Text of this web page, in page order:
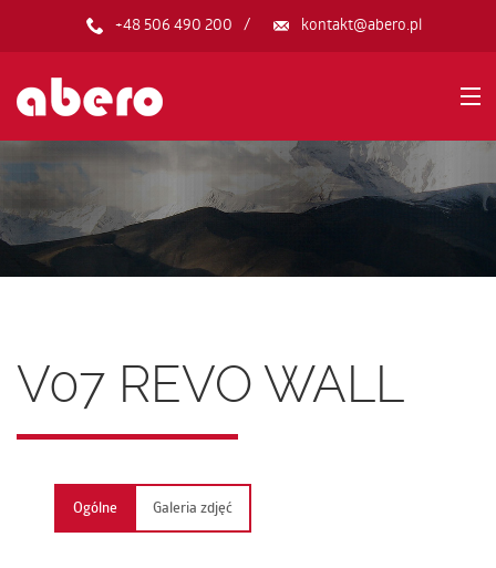
+48 506 490 200 kontakt@abero.pl
HOME
PRODUKTY
GALERIA
KONTAKT
V07 REVO WALL
Ogólne Galeria zdjęć